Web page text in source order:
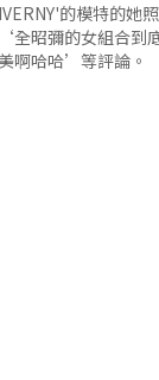
的模特的她
昭彌的女組合到
啊哈哈’等評論。